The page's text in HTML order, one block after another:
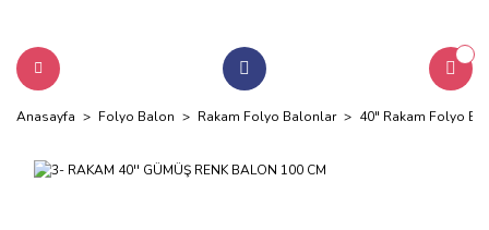
Anasayfa Folyo Balon Rakam Folyo Balonlar 40" Rakam Folyo